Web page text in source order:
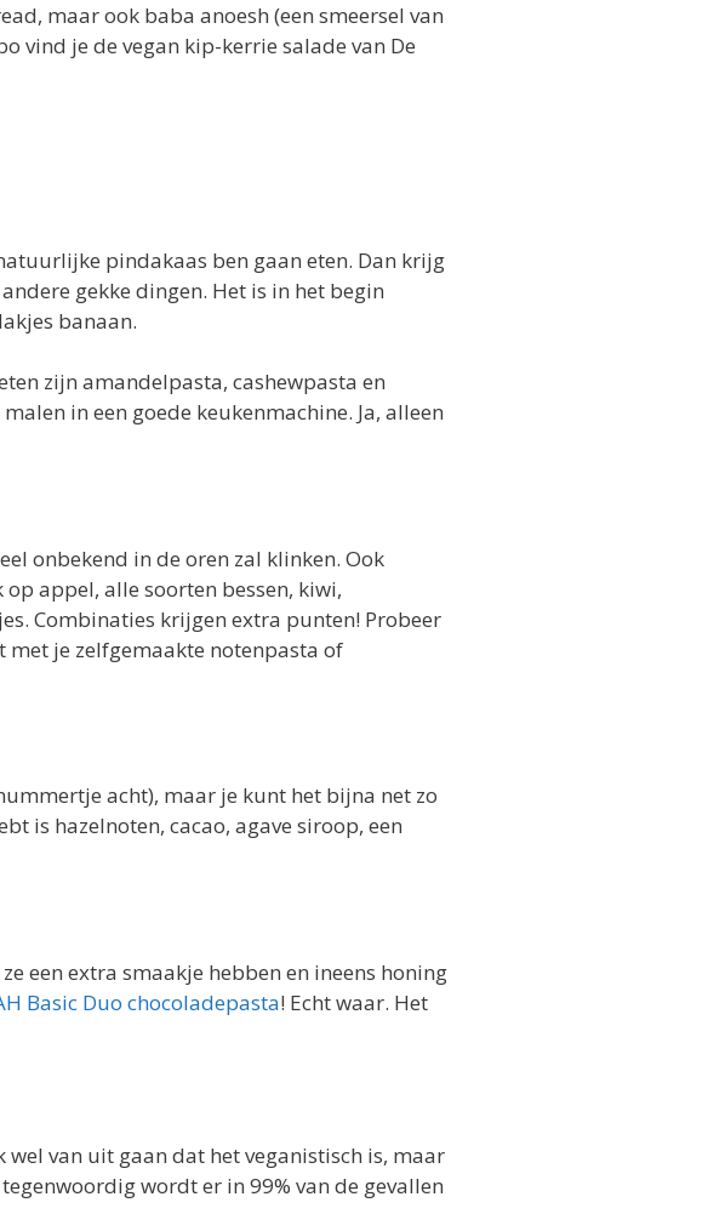
maar ook baba anoesh (een smeersel van
vind je de vegan kip-kerrie salade van De
pindakaas ben gaan eten. Dan krijg
gekke dingen. Het is in het begin
banaan.
zijn amandelpasta, cashewpasta en
in een goede keukenmachine. Ja, alleen
onbekend in de oren zal klinken. Ook
appel, alle soorten bessen, kiwi,
Combinaties krijgen extra punten! Probeer
met je zelfgemaakte notenpasta of
acht), maar je kunt het bijna net zo
is hazelnoten, cacao, agave siroop, een
een extra smaakje hebben en ineens honing
Basic Duo chocoladepasta! Echt waar. Het
van uit gaan dat het veganistisch is, maar
wordt er in 99% van de gevallen